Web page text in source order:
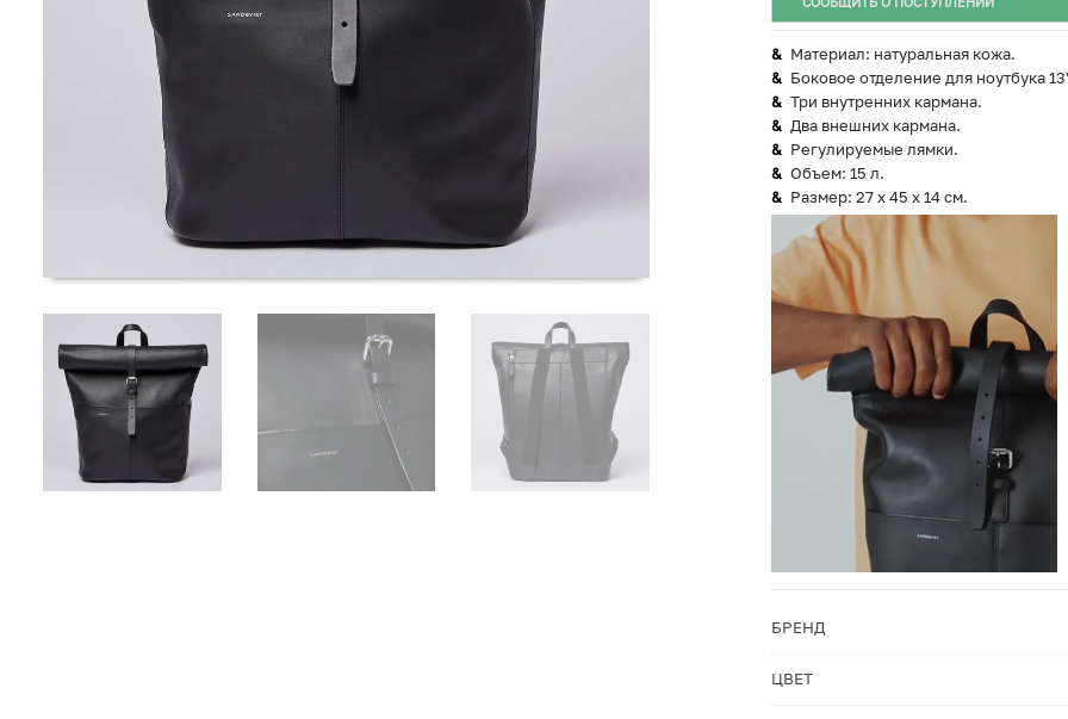
Материал: натуральная кожа.
Боковое отделение для ноутбука
Три внутренних кармана.
Два внешних кармана.
Регулируемые лямки.
Объем: 15 л.
Размер: 27 x 45 x 14 см.
БРЕНД
ЦВЕТ